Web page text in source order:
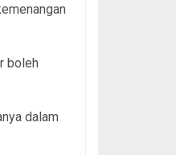
boleh
dalam